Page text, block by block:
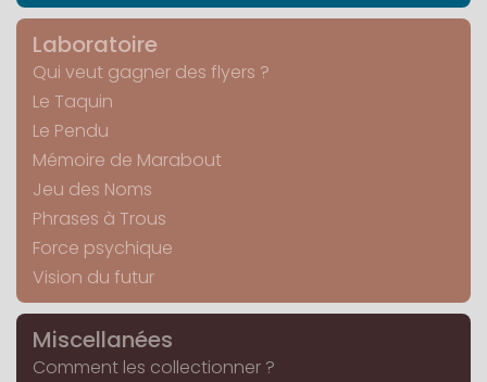
Laboratoire
Qui veut gagner des flyers ?
Le Taquin
Le Pendu
Mémoire de Marabout
Jeu des Noms
Phrases à Trous
Force psychique
Vision du futur
Miscellanées
Comment les collectionner ?